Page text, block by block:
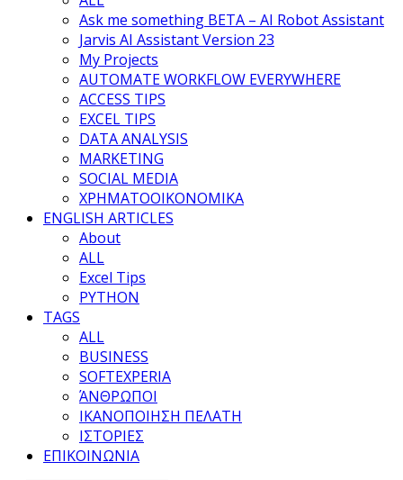
Ask me something BETA – AI Robot Assistant
Jarvis AI Assistant Version 23
My Projects
AUTOMATE WORKFLOW EVERYWHERE
ACCESS TIPS
EXCEL TIPS
DATA ANALYSIS
MARKETING
SOCIAL MEDIA
ΧΡΗΜΑΤΟΟΙΚΟΝΟΜΙΚΑ
ENGLISH ARTICLES
About
ALL
Excel Tips
PYTHON
TAGS
ALL
BUSINESS
SOFTEXPERIA
ΆΝΘΡΩΠΟΙ
ΙΚΑΝΟΠΟΙΗΣΗ ΠΕΛΑΤΗ
ΙΣΤΟΡΙΕΣ
ΕΠΙΚΟΙΝΩΝΙΑ